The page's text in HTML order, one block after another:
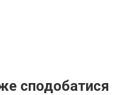
сподобатися